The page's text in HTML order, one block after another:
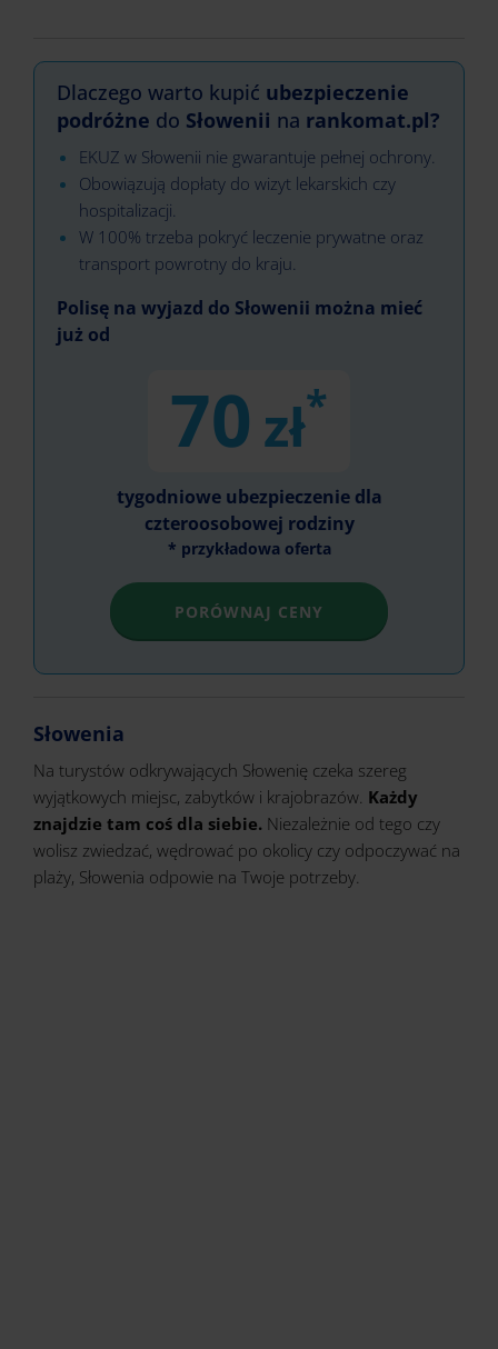
Dlaczego warto kupić ubezpieczenie
podróżne do Słowenii na rankomat.pl?
EKUZ w Słowenii nie gwarantuje pełnej ochrony.
Obowiązują dopłaty do wizyt lekarskich czy
hospitalizacji.
W 100% trzeba pokryć leczenie prywatne oraz
transport powrotny do kraju.
Polisę na wyjazd do Słowenii można mieć
już od
70 zł*
tygodniowe ubezpieczenie dla
czteroosobowej rodziny
* przykładowa oferta
PORÓWNAJ CENY
Słowenia
Na turystów odkrywających Słowenię czeka szereg
wyjątkowych miejsc, zabytków i krajobrazów. Każdy
znajdzie tam coś dla siebie. Niezależnie od tego czy
wolisz zwiedzać, wędrować po okolicy czy odpoczywać na
plaży, Słowenia odpowie na Twoje potrzeby.